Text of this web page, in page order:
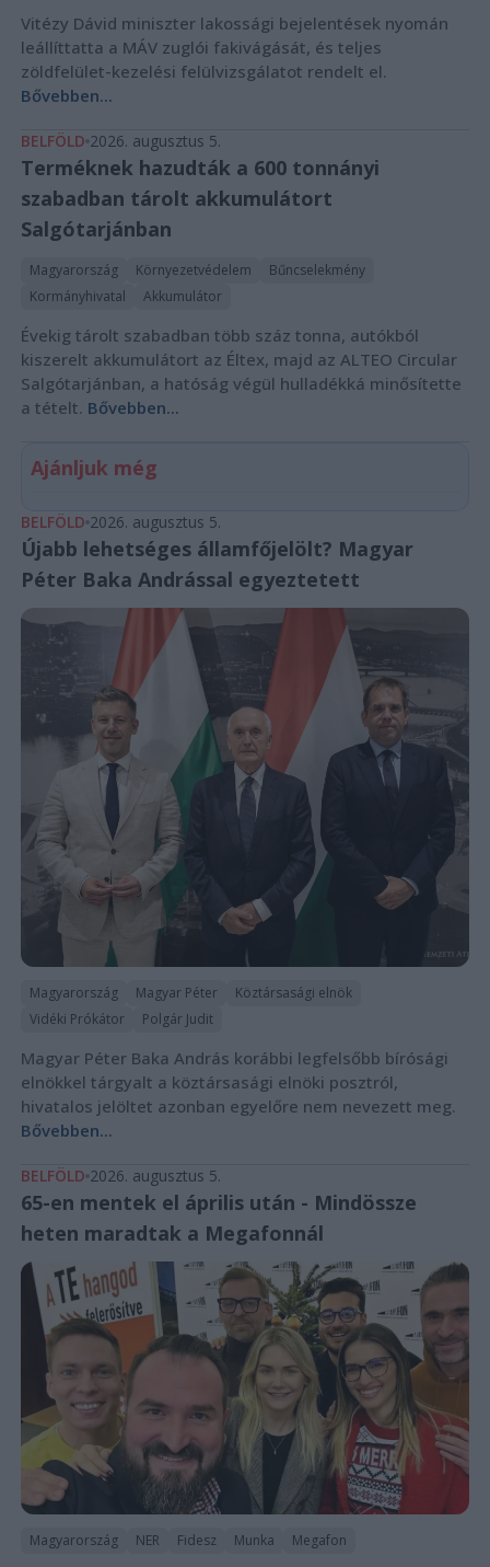
Vitézy Dávid miniszter lakossági bejelentések nyomán
leállíttatta a MÁV zuglói fakivágását, és teljes
zöldfelület-kezelési felülvizsgálatot rendelt el.
Bővebben...
BELFÖLD 2026. augusztus 5.
Terméknek hazudták a 600 tonnányi
szabadban tárolt akkumulátort
Salgótarjánban
Magyarország Környezetvédelem
Bűncselekmény
Kormányhivatal
Akkumulátor
Évekig tárolt szabadban több száz tonna, autókból
kiszerelt akkumulátort az Éltex, majd az ALTEO Circular
Salgótarjánban, a hatóság végül hulladékká minősítette
a tételt. Bővebben...
Ajánljuk még
BELFÖLD 2026. augusztus 5.
Újabb lehetséges államfőjelölt? Magyar
Péter Baka Andrással egyeztetett
Magyarország Magyar Péter
Köztársasági elnök
Vidéki Prókátor
Polgár Judit
Magyar Péter Baka András korábbi legfelsőbb bírósági
elnökkel tárgyalt a köztársasági elnöki posztról,
hivatalos jelöltet azonban egyelőre nem nevezett meg.
Bővebben...
BELFÖLD 2026. augusztus 5.
65-en mentek el április után - Mindössze
heten maradtak a Megafonnál
Magyarország NER Fidesz Munka Megafon